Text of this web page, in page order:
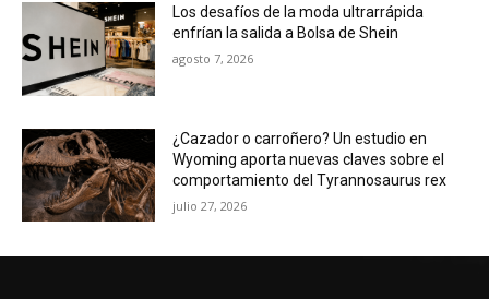
Los desafíos de la moda ultrarrápida
enfrían la salida a Bolsa de Shein
agosto 7, 2026
¿Cazador o carroñero? Un estudio en
Wyoming aporta nuevas claves sobre el
comportamiento del Tyrannosaurus rex
julio 27, 2026